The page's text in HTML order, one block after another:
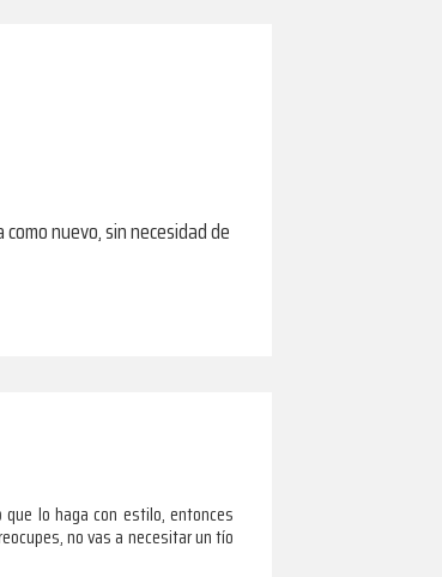
nuevo, sin necesidad de
lo haga con estilo, entonces
no vas a necesitar un tío